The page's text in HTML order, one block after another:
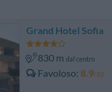
Grand Hotel Sofia
830 m dal centro
Favoloso 8.9/10